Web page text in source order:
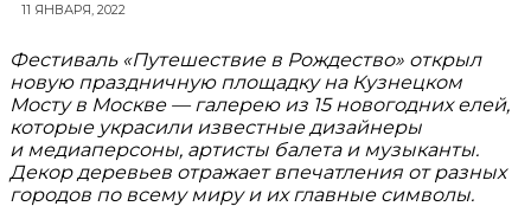
11 ЯНВАРЯ, 2022
Фестиваль «Путешествие в Рождество» открыл
новую праздничную площадку на Кузнецком
Мосту в Москве — галерею из 15 новогодних елей,
которые украсили известные дизайнеры
и медиаперсоны, артисты балета и музыканты.
Декор деревьев отражает впечатления от разных
городов по всему миру и их главные символы.